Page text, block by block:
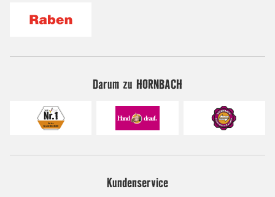
Darum zu HORNBACH
Kundenservice